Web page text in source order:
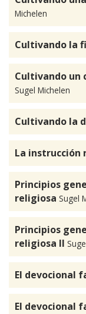
Michelen
Cultivando la
Cultivando un
Sugel Michelen
Cultivando la
La instrucción
Principios
religiosa Sugel
Principios
religiosa II
El devocional
El devocional